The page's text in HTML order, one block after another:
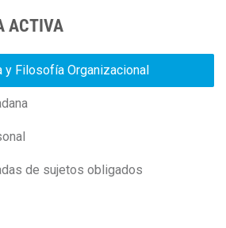
ACTIVA
y Filosofía Organizacional
de sujetos obligados